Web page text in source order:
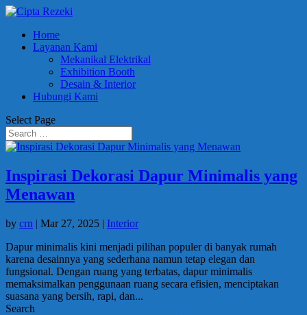
Home
Layanan Kami
Mekanikal Elektrikal
Exhibition Booth
Desain & Interior
Hubungi Kami
Select Page
Inspirasi Dekorasi Dapur Minimalis yang
Menawan
by crn | Mar 27, 2025 | Interior
Dapur minimalis kini menjadi pilihan populer di banyak rumah
karena desainnya yang sederhana namun tetap elegan dan
fungsional. Dengan ruang yang terbatas, dapur minimalis
memaksimalkan penggunaan ruang secara efisien, menciptakan
suasana yang bersih, rapi, dan...
Search